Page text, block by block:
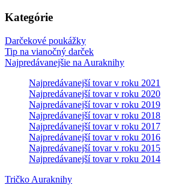
Kategórie
Darčekové poukážky
Tip na vianočný darček
Najpredávanejšie na Auraknihy
Najpredávanejší tovar v roku 2021
Najpredávanejší tovar v roku 2020
Najpredávanejší tovar v roku 2019
Najpredávanejší tovar v roku 2018
Najpredávanejší tovar v roku 2017
Najpredávanejší tovar v roku 2016
Najpredávanejší tovar v roku 2015
Najpredávanejší tovar v roku 2014
Tričko Auraknihy